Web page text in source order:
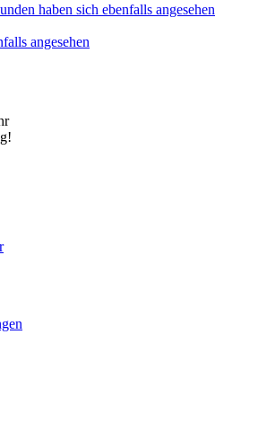
haben sich ebenfalls angesehen
angesehen